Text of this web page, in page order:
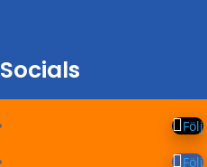
Socials
Följ
Följ